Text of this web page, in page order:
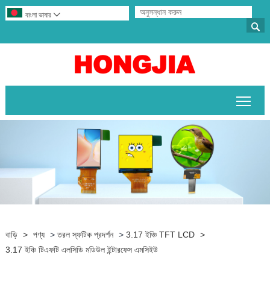

বাংলা ভাষার 
বাড়ি > পণ্য >তরল স্ফটিক প্রদর্শন > 3.17 ইঞ্চি TFT LCD >
3.17 ইঞ্চি টিএফটি এলসিডি মডিউল ইন্টারফেস এমসিইউ